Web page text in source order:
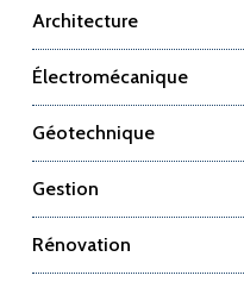
Architecture
Électromécanique
Géotechnique
Gestion
Rénovation